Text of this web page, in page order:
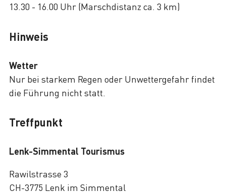
13.30 - 16.00 Uhr (Marschdistanz ca. 3 km)
Hinweis
Wetter
Nur bei starkem Regen oder Unwettergefahr findet
die Führung nicht statt.
Treffpunkt
Lenk-Simmental Tourismus
Rawilstrasse 3
CH-3775 Lenk im Simmental